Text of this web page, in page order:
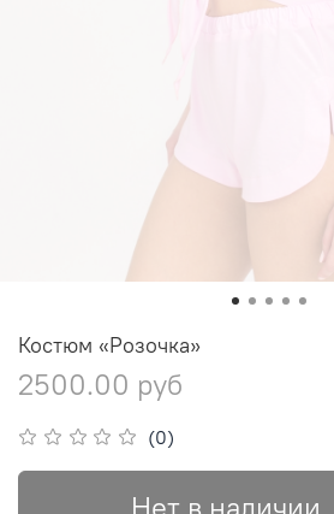
(0)
Костюм «Розочка»
2500.00 руб
Нет в наличии